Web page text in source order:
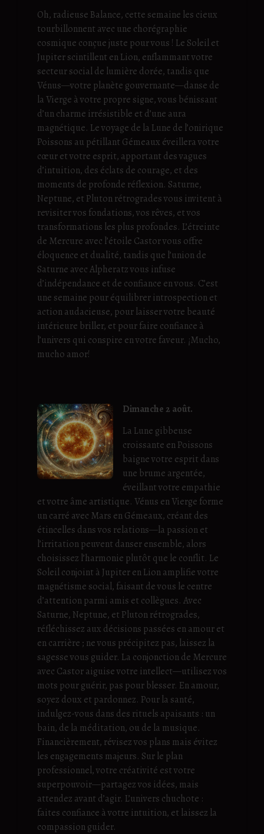
Oh, radieuse Balance, cette semaine les cieux
tourbillonnent avec une chorégraphie
cosmique conçue juste pour vous ! Le Soleil et
Jupiter scintillent en Lion, enflammant votre
secteur social de lumière dorée, tandis que
Vénus—votre planète gouvernante—danse de
la Vierge à votre propre signe, vous bénissant
d’un charme irrésistible et d’une aura
magnétique. Le voyage de la Lune de l’onirique
Poissons au pétillant Gémeaux éveillera votre
cœur et votre esprit, apportant des vagues
d’intuition, des éclats de courage, et des
moments de profonde réflexion. Saturne,
Neptune, et Pluton rétrogrades vous invitent à
revisiter vos fondations, vos rêves, et vos
transformations les plus profondes. L’étreinte
de Mercure avec l’étoile Castor vous offre
éloquence et dualité, tandis que l’union de
Saturne avec Alpheratz vous infuse
d’indépendance et de confiance en vous. C’est
une semaine pour équilibrer introspection et
action audacieuse, pour laisser votre beauté
intérieure briller, et pour faire confiance à
l’univers qui conspire en votre faveur. ¡Mucho,
mucho amor!
Dimanche 2 août.
La Lune gibbeuse
croissante en Poissons
baigne votre esprit dans
une brume argentée,
éveillant votre empathie
et votre âme artistique. Vénus en Vierge forme
un carré avec Mars en Gémeaux, créant des
étincelles dans vos relations—la passion et
l’irritation peuvent danser ensemble, alors
choisissez l’harmonie plutôt que le conflit. Le
Soleil conjoint à Jupiter en Lion amplifie votre
magnétisme social, faisant de vous le centre
d’attention parmi amis et collègues. Avec
Saturne, Neptune, et Pluton rétrogrades,
réfléchissez aux décisions passées en amour et
en carrière ; ne vous précipitez pas, laissez la
sagesse vous guider. La conjonction de Mercure
avec Castor aiguise votre intellect—utilisez vos
mots pour guérir, pas pour blesser. En amour,
soyez doux et pardonnez. Pour la santé,
indulgez-vous dans des rituels apaisants : un
bain, de la méditation, ou de la musique.
Financièrement, révisez vos plans mais évitez
les engagements majeurs. Sur le plan
professionnel, votre créativité est votre
superpouvoir—partagez vos idées, mais
attendez avant d’agir. L’univers chuchote :
faites confiance à votre intuition, et laissez la
compassion guider.